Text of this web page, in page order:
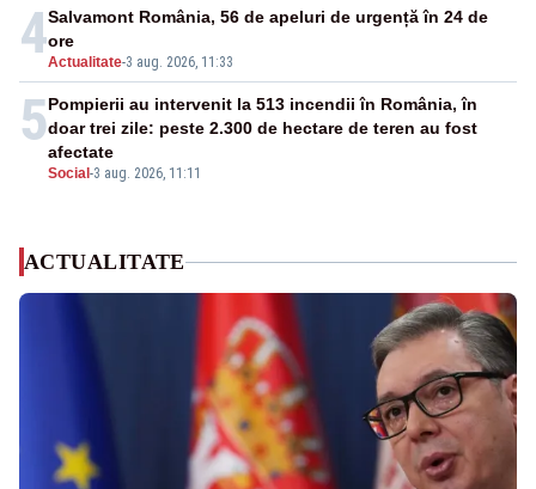
4Actualitate-3 aug. 2026, 11:33
Salvamont România, 56 de apeluri de urgență în 24 de
ore
5
Social -3 aug. 2026, 11:11
Pompierii au intervenit la 513 incendii în România, în
doar trei zile: peste 2.300 de hectare de teren au fost
afectate
ACTUALITATE